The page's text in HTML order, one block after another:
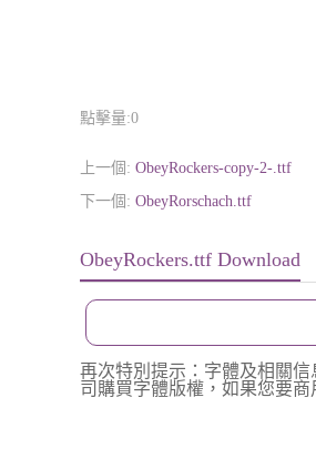
點擊量:0
上一個: ObeyRockers-copy-2-.ttf
下一個: ObeyRorschach.ttf
ObeyRockers.ttf Download
再次特別提示：字體及相關
司購買字體版權，如果您要